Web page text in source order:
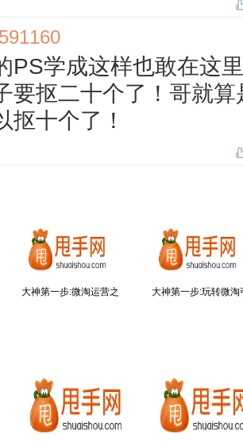
PS学成这样也敢在这
要抠二十个了！哥就
抠十个了！
大神第一步:微淘运营之 大神第一步:玩转微淘